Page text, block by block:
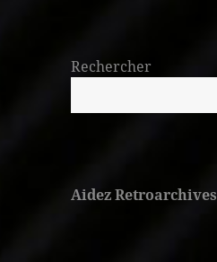
Rechercher
Aidez